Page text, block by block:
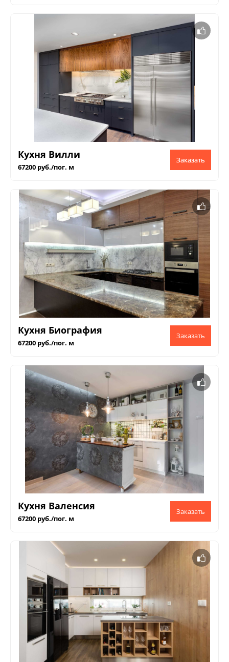
Кухня Вилли
67200 руб./пог. м
Заказать
Кухня Биография
67200 руб./пог. м
Кухня Валенсия
67200 руб./пог. м